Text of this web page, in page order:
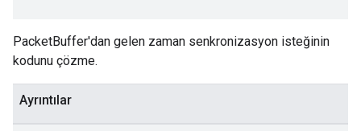
PacketBuffer'dan gelen zaman senkronizasyon isteğinin
kodunu çözme.
Ayrıntılar